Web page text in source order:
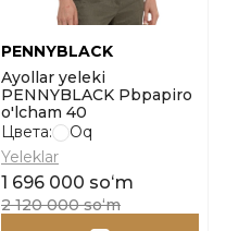
PENNYBLACK
Ayollar yeleki
PENNYBLACK Pbpapiro
o'lcham 40
Цвета:
Oq
Yeleklar
1 696 000 soʻm
2 120 000 soʻm